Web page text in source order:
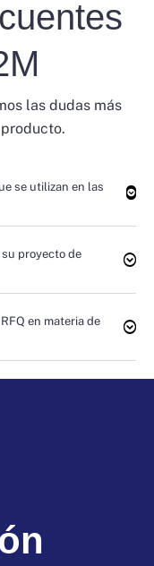
las dudas más
se utilizan en las
su proyecto de
en materia de